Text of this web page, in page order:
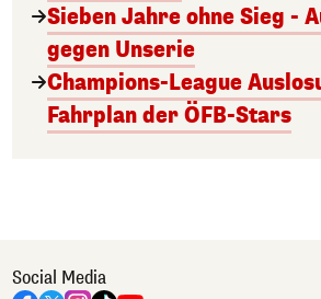
Sieben Jahre ohne Sieg -
gegen Unserie
Champions-League
Fahrplan der ÖFB-Stars
Social Media